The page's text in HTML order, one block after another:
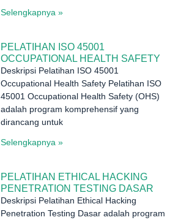
Selengkapnya »
PELATIHAN ISO 45001
OCCUPATIONAL HEALTH SAFETY
Deskripsi Pelatihan ISO 45001
Occupational Health Safety Pelatihan ISO
45001 Occupational Health Safety (OHS)
adalah program komprehensif yang
dirancang untuk
Selengkapnya »
PELATIHAN ETHICAL HACKING
PENETRATION TESTING DASAR
Deskripsi Pelatihan Ethical Hacking
Penetration Testing Dasar adalah program